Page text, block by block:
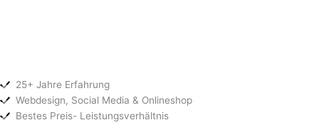
25+ Jahre Erfahrung
Webdesign, Social Media & Onlineshop
Bestes Preis- Leistungsverhältnis